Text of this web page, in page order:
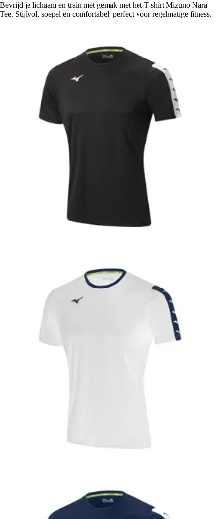
Bevrijd je lichaam en train met gemak met het T-shirt Mizuno Nara
Tee. Stijlvol, soepel en comfortabel, perfect voor regelmatige fitness.